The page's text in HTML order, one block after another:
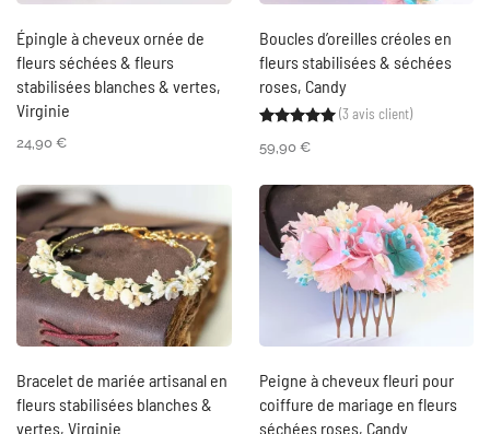
Épingle à cheveux ornée de
fleurs séchées & fleurs
stabilisées blanches & vertes,
Virginie
24,90 €
Boucles d’oreilles créoles en
fleurs stabilisées & séchées
roses, Candy
Noté5.00sur 5
3
(3 avis client)
59,90 €
Bracelet de mariée artisanal en
fleurs stabilisées blanches &
vertes, Virginie
Peigne à cheveux fleuri pour
coiffure de mariage en fleurs
séchées roses, Candy